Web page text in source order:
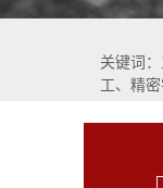
关键词
工、精